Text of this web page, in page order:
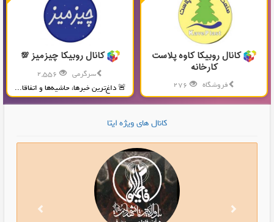
کانال روبیکا کاوه پلاست
کارخانه
فروشگاه
تولید و پخش محصولات پلاستیکی...
کانال روبیکا چیزمیز 💯
سرگرمی
🚨 داغ‌ترین خبرها، حاشیه‌ها و اتفاقا...
کانال های ویژه ایتا